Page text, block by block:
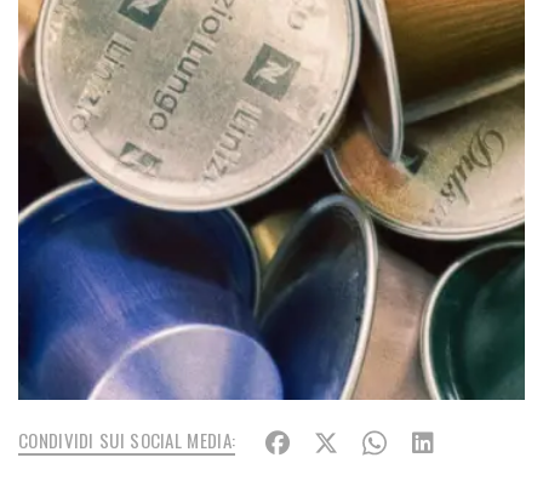
CONDIVIDI SUI SOCIAL MEDIA: